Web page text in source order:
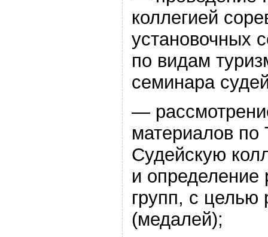
коллегией
установочных
по видам
семинара
—
материалов
Судейскую
и определение
групп, с целью
(медалей);